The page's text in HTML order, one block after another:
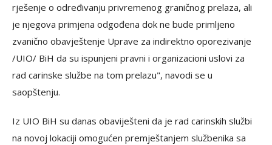
rješenje o određivanju privremenog graničnog prelaza, ali
je njegova primjena odgođena dok ne bude primljeno
zvanično obavještenje Uprave za indirektno oporezivanje
/UIO/ BiH da su ispunjeni pravni i organizacioni uslovi za
rad carinske službe na tom prelazu", navodi se u
saopštenju.
Iz UIO BiH su danas obaviješteni da je rad carinskih službi
na novoj lokaciji omogućen premještanjem službenika sa